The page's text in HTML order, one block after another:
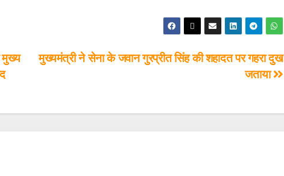
मुख्यमंत्री ने सेना के जवान गुरप्रीत सिंह की शहादत पर गहरा दुख
जताया
मुख्य